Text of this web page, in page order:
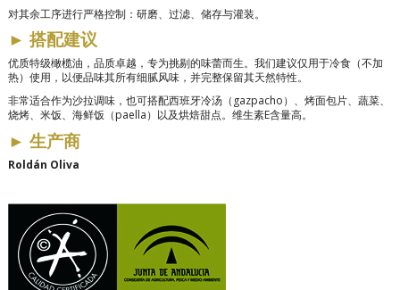
对其余工序进行严格控制：研磨、过滤、储存与灌装。
► 搭配建议
优质特级橄榄油，品质卓越，专为挑剔的味蕾而生。我们建议仅用于冷食（不加
热）使用，以便品味其所有细腻风味，并完整保留其天然特性。
非常适合作为沙拉调味，也可搭配西班牙冷汤（gazpacho）、烤面包片、蔬菜、
烧烤、米饭、海鲜饭（paella）以及烘焙甜点。维生素E含量高。
► 生产商
Roldán Oliva